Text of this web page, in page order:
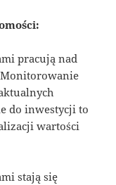
pracują nad
do inwestycji to
wartości
stają się